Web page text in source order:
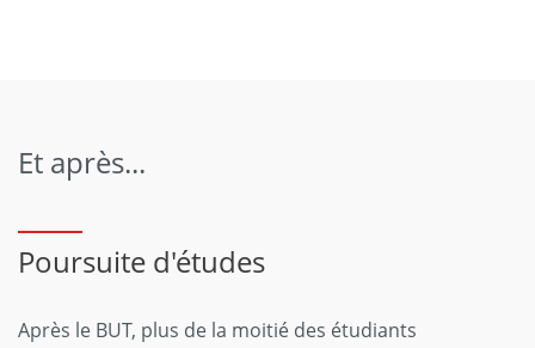
Et après...
Poursuite d'études
Après le BUT, plus de la moitié des étudiants